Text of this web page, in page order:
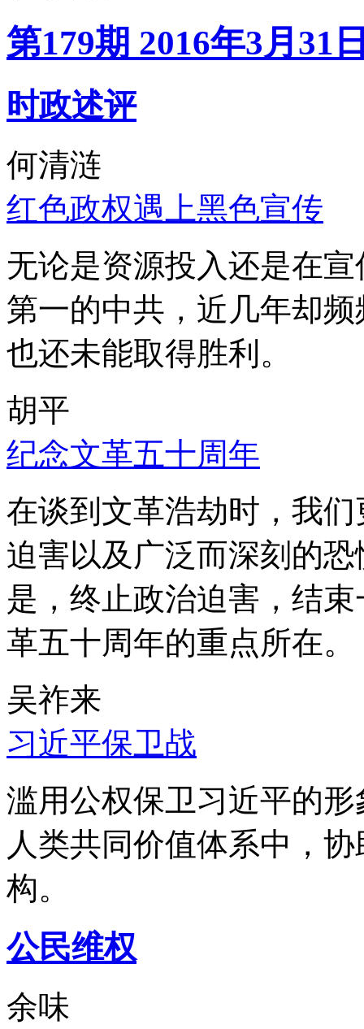
第179期 2016年3月31
时政述评
何清涟
红色政权遇上黑色宣传
无论是资源投入还是在
第一的中共，近几年却
也还未能取得胜利。
胡平
纪念文革五十周年
在谈到文革浩劫时，我
迫害以及广泛而深刻的
是，终止政治迫害，结
革五十周年的重点所在。
吴祚来
习近平保卫战
滥用公权保卫习近平的
人类共同价值体系中，
构。
公民维权
余味